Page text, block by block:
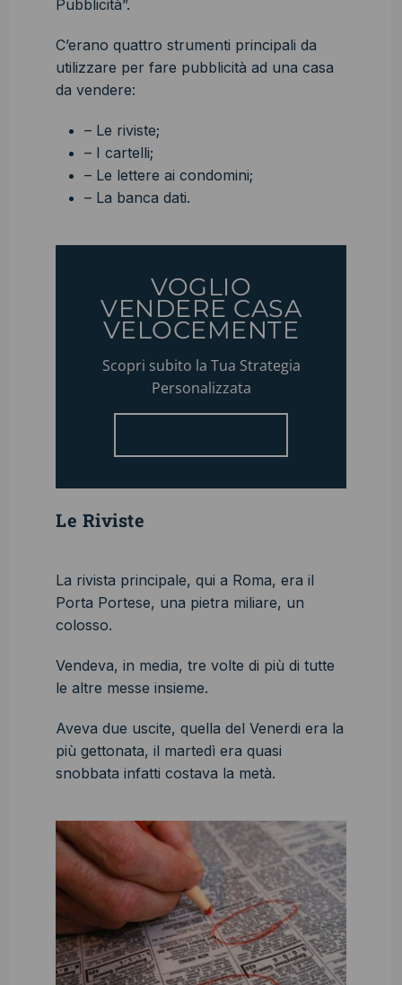
Pubblicità”.
C’erano quattro strumenti principali da
utilizzare per fare pubblicità ad una casa
da vendere:
– Le riviste;
– I cartelli;
– Le lettere ai condomini;
– La banca dati.
VOGLIO
VENDERE CASA
VELOCEMENTE
Scopri subito la Tua Strategia
Personalizzata
Le Riviste
La rivista principale, qui a Roma, era il
Porta Portese, una pietra miliare, un
colosso.
Vendeva, in media, tre volte di più di tutte
le altre messe insieme.
Aveva due uscite, quella del Venerdi era la
più gettonata, il martedì era quasi
snobbata infatti costava la metà.